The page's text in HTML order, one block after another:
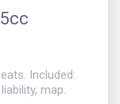
Included:
map.